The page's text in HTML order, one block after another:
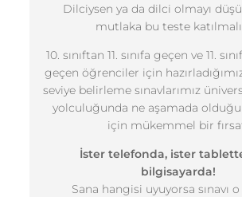
Dilciysen ya da dilci olmayı
mutlaka bu teste
10. sınıftan 11. sınıfa geçen ve 11.
geçen öğrenciler için
seviye belirleme sınavlarımız
yolculuğunda ne aşamada
için mükemmel bir
İster telefonda, ister
bilgisayarda!
Sana hangisi uyuyorsa sınavı